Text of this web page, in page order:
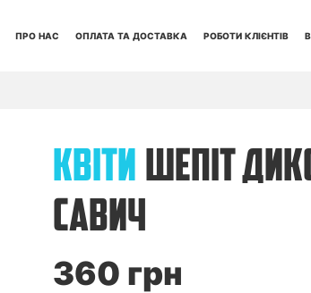
ПРО НАС ОПЛАТА ТА ДОСТАВКА РОБОТИ КЛІЄНТІВ
КВІТИ ШЕПІТ
САВИЧ
360 грн